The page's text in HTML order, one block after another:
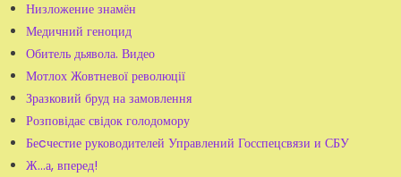
Низложение знамён
Медичний геноцид
Обитель дьявола. Видео
Мотлох Жовтневої революції
Зразковий бруд на замовлення
Розповідає свідок голодомору
Беcчестие руководителей Управлений Госспецсвязи и СБУ
Ж...а, вперед!